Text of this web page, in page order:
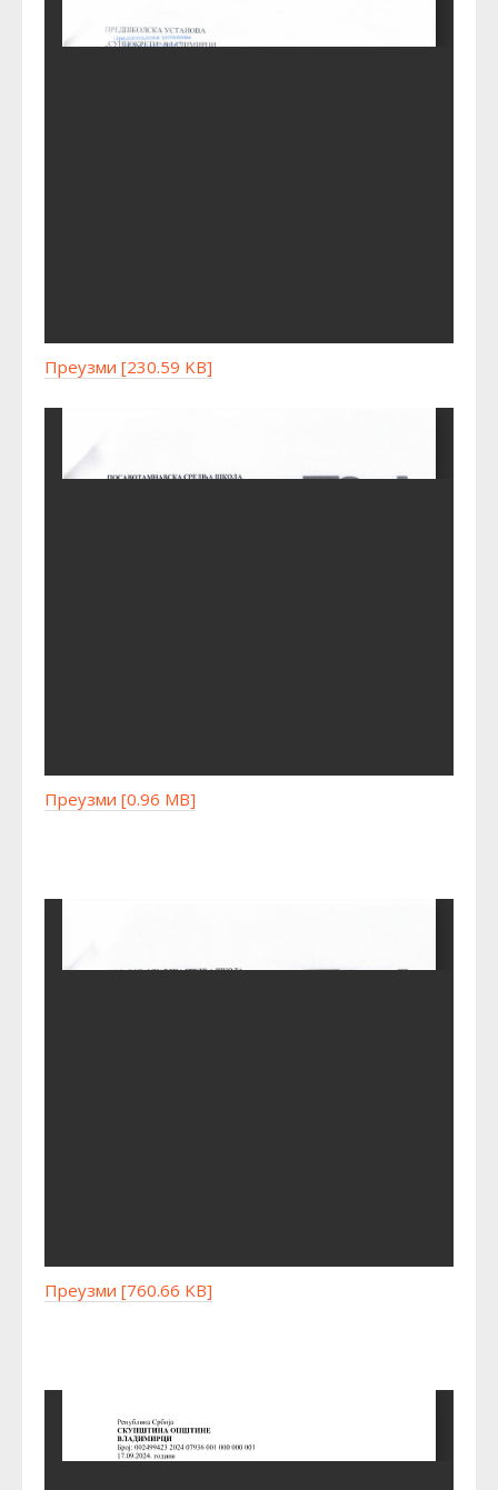
Преузми [230.59 KB]
Преузми [0.96 MB]
Преузми [760.66 KB]